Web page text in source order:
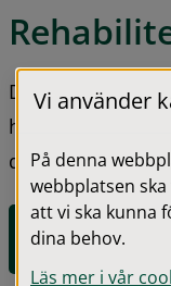
Du kan du få
habilitering i ditt
dig till en
E-tjänst för
Vi använder
På denna
webbplatsen
att vi ska kunna
dina behov.
Läs mer i vår